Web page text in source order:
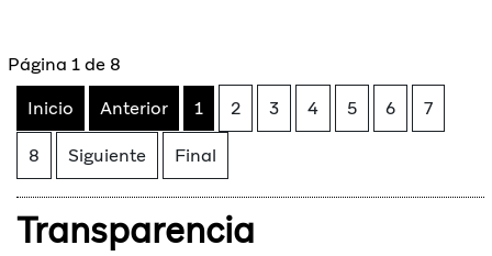
Página 1 de 8
Inicio
Anterior 1 2 3 4 5 6 7
8 Siguiente Final
Transparencia